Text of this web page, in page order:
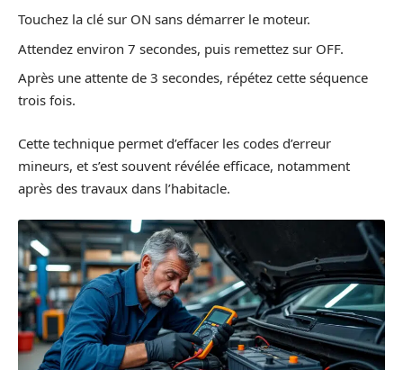
Touchez la clé sur ON sans démarrer le moteur.
Attendez environ 7 secondes, puis remettez sur OFF.
Après une attente de 3 secondes, répétez cette séquence
trois fois.
Cette technique permet d’effacer les codes d’erreur
mineurs, et s’est souvent révélée efficace, notamment
après des travaux dans l’habitacle.